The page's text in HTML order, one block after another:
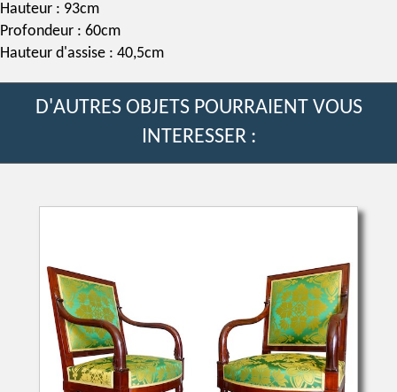
Hauteur : 93cm
Profondeur : 60cm
Hauteur d'assise : 40,5cm
D'AUTRES OBJETS POURRAIENT VOUS
INTERESSER :